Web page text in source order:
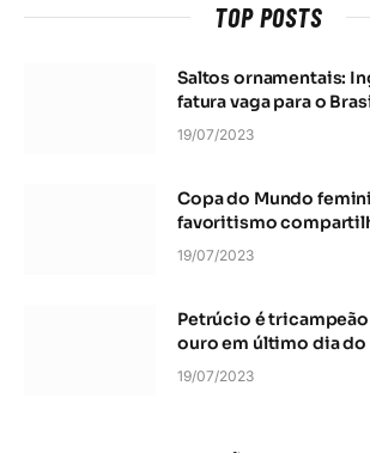
TOP POSTS
Saltos ornamentais:
fatura vaga para o
19/07/2023
Copa do Mundo
favoritismo
19/07/2023
Petrúcio é tricampeão
ouro em último dia do
19/07/2023